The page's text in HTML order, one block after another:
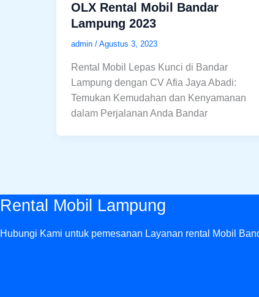
OLX Rental Mobil Bandar
Lampung 2023
admin / Agustus 3, 2023
Rental Mobil Lepas Kunci di Bandar
Lampung dengan CV Afia Jaya Abadi:
Temukan Kemudahan dan Kenyamanan
dalam Perjalanan Anda Bandar
Rental Mobil Lampung
Hubungi Kami untuk pemesanan Layanan rental Mobil